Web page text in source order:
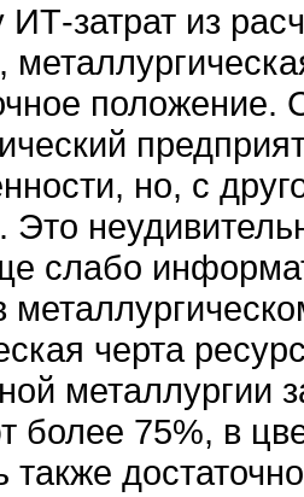
ИТ-затрат из
положение.
но, с
Это
слабо
черта
металлургии
более 75%, в
также